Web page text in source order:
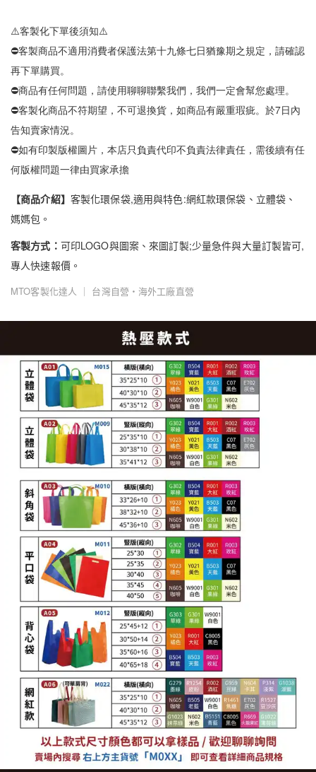
⚠️客製化下單後須知⚠️
⛔客製商品不適用消費者保護法第十九條七日猶豫期之規定，請確認
再下單購買。
⛔商品有任何問題，請使用聊聊聯繫我們，我們一定會幫您處理。
⛔客製化商品不符期望，不可退換貨，如商品有嚴重瑕疵。於7日內
告知賣家情況。
⛔如有印製版權圖片，本店只負責代印不負責法律責任，需後續有任
何版權問題一律由買家承擔
【商品介紹】 客製化環保袋,適用與特色:網紅款環保袋、立體袋、
媽媽包。
客製方式： 可印LOGO與圖案、來圖訂製;少量急件與大量訂製皆可,
專人快速報價。
MTO客製化達人 ｜ 台灣自營・海外工廠直營